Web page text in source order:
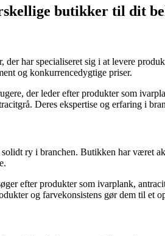
butikker til dit
har specialiseret sig i at levere
og konkurrencedygtige priser.
der leder efter produkter som
Deres ekspertise og erfaring i
ry i branchen. Butikken har været
efter produkter som ivarplank,
og farvekonsistens gør dem til et